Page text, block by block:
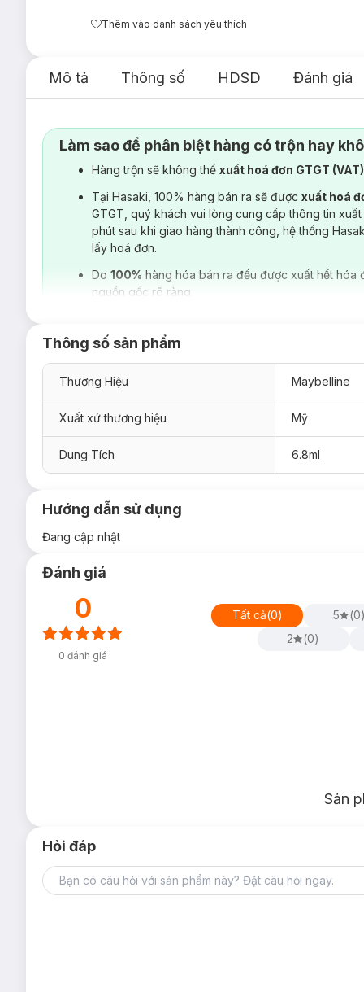
Thêm vào danh sách yêu thích
Mô tả Thông số HDSD Đánh giá
Làm sao để phân biệt hàng có trộn hay
Hàng trộn sẽ không thể xuất hoá đơn GTGT
Tại Hasaki, 100% hàng bán ra sẽ được xuất hoá
GTGT, quý khách vui lòng cung cấp thông tin
phút sau khi giao hàng thành công, hệ thống
lấy hoá đơn.
Do 100% hàng hóa bán ra đều được xuất hết hóa
nguồn gốc rõ ràng.
Thông số sản phẩm
Thương Hiệu Maybelline
Xuất xứ thương hiệu Mỹ
Dung Tích 6.8ml
Hướng dẫn sử dụng
Đang cập nhật
Đánh giá
0
0 đánh giá
Tất cả(0) 5 (0
2
(0)
Sản
Hỏi đáp